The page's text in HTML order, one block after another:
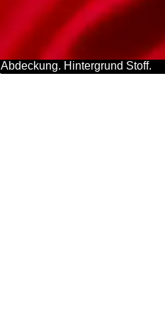
Abdeckung. Hintergrund Stoff.